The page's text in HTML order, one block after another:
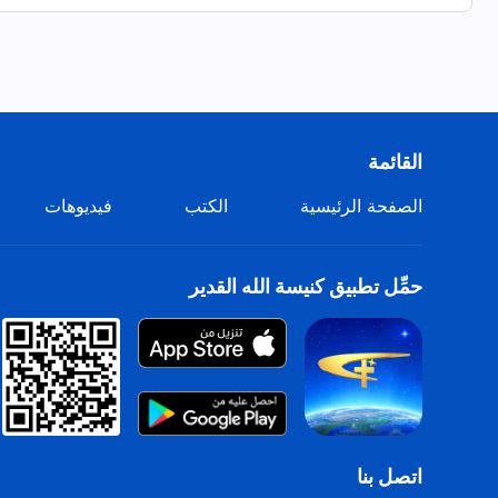
نصلب نفوسنا القديمة،
ثمَّ بعد ذلك يمكن لحياة المسيح المُقام أنْ تأخذ السِّيادة.
طالما أنَّنا نرغب في التَّضحية
والتَّعاون مع الله،
سيشرق الله دائمًا نوره ليطهِّرنا مِن الدَّاخل
القائمة
الصفحة الرئيسية الكتب فيديوهات
حمِّل تطبيق كنيسة الله القدير
اتصل بنا